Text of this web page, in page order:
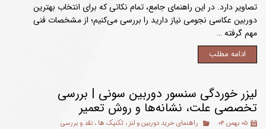
تصاویر دارد. در این راهنمای جامع، تمام نکاتی که برای انتخاب بهترین
دوربین عکاسی نجومی نیاز دارید را بررسی می‌کنیم؛ از مشخصات فنی
مهم گرفته …
ادامه مطلب
لیزر خوردگی سنسور دوربین سونی | بررسی
تخصصی علت، نشانه‌ها و روش تعمیر
۰۵ بهمن ۰۴ راهنمای خرید دوربین و لنز، تکنیک ها ، نقد و بررسی